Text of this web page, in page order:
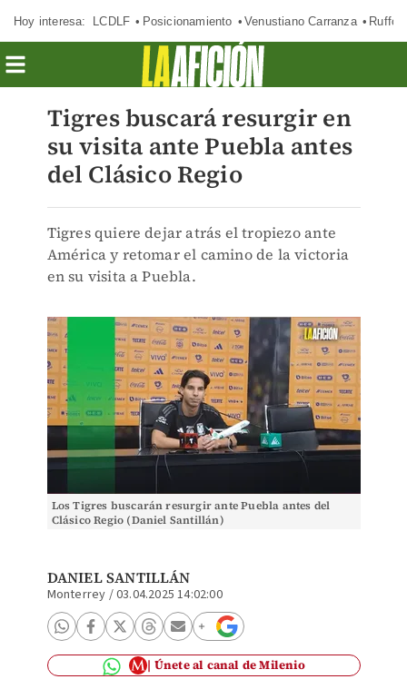
Hoy interesa: LCDLF Posicionamiento Venustiano Carranza Ruffo
Tigres buscará resurgir en
su visita ante Puebla antes
del Clásico Regio
Tigres quiere dejar atrás el tropiezo ante
América y retomar el camino de la victoria
en su visita a Puebla.
Los Tigres buscarán resurgir ante Puebla antes del
Clásico Regio (Daniel Santillán)
DANIEL SANTILLÁN
Monterrey /03.04.2025 14:02:00
Únete al canal de Milenio